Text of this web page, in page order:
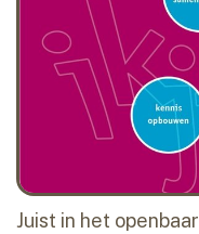
Juist in het